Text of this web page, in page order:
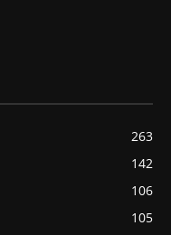
263
142
106
105